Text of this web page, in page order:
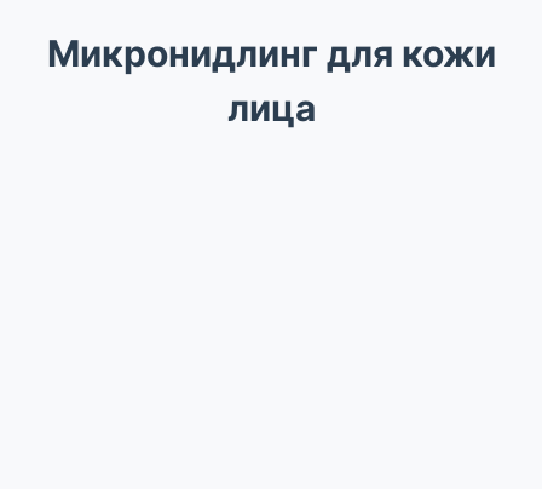
Микронидлинг для кожи
лица